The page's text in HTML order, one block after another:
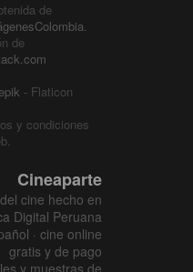
de
.
de
- Flaticon
y condiciones
Cineaparte
cine hecho en
Digital Peruana
· cine online
gratis y de pago